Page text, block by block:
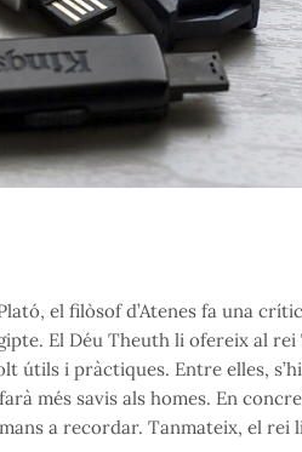
el filòsof d’Atenes fa una
El Déu Theuth li ofereix al rei
útils i pràctiques. Entre elles,
més savis als homes. En
a recordar. Tanmateix, el rei